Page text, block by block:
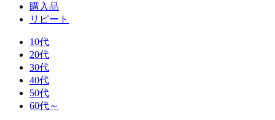
購入品
リピート
10代
20代
30代
40代
50代
60代～